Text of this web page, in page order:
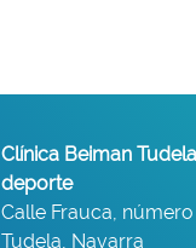
Clínica Beiman
deporte
Calle Frauca,
Tudela, Navarra